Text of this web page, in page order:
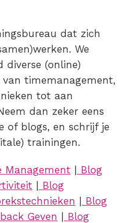
dat zich
We
diverse (online)
timemanagement,
tot aan
dan zeker eens
of blogs, en schrijf je
trainingen.
Management | Blog
| Blog
| Blog
Geven | Blog